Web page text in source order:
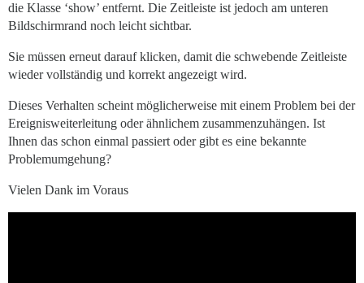
die Klasse ‘show’ entfernt. Die Zeitleiste ist jedoch am unteren
Bildschirmrand noch leicht sichtbar.
Sie müssen erneut darauf klicken, damit die schwebende Zeitleiste
wieder vollständig und korrekt angezeigt wird.
Dieses Verhalten scheint möglicherweise mit einem Problem bei der
Ereignisweiterleitung oder ähnlichem zusammenzuhängen. Ist
Ihnen das schon einmal passiert oder gibt es eine bekannte
Problemumgehung?
Vielen Dank im Voraus